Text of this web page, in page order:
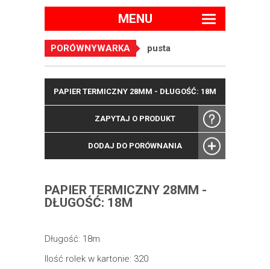
MENU
PORÓWNYWARKA pusta
PAPIER TERMICZNY 28MM - DŁUGOŚĆ: 18M
ZAPYTAJ O PRODUKT
DODAJ DO PORÓWNANIA
PAPIER TERMICZNY 28MM -
DŁUGOŚĆ: 18M
Długość: 18m
Ilość rolek w kartonie: 320